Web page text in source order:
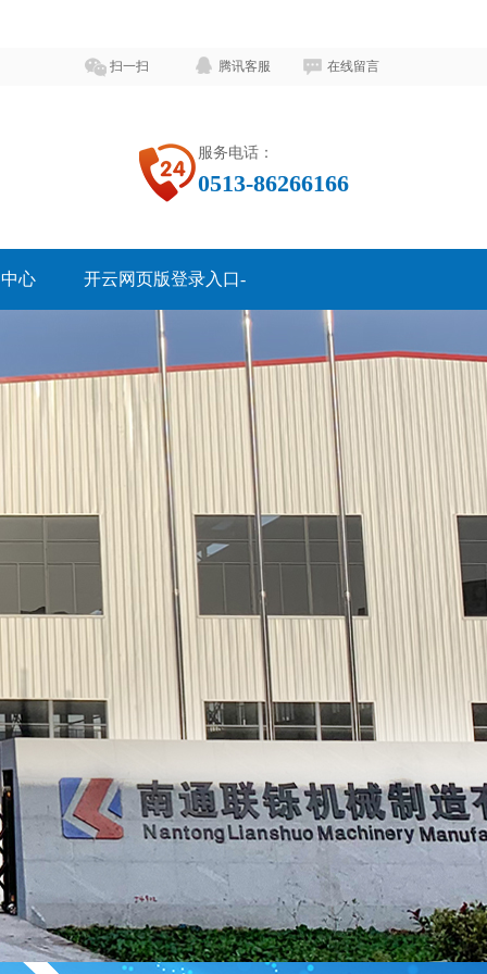
在线留言
腾讯客服
扫一扫
服务电话：
0513-86266166
心 开云网页版登录入口-
开云online（中国）